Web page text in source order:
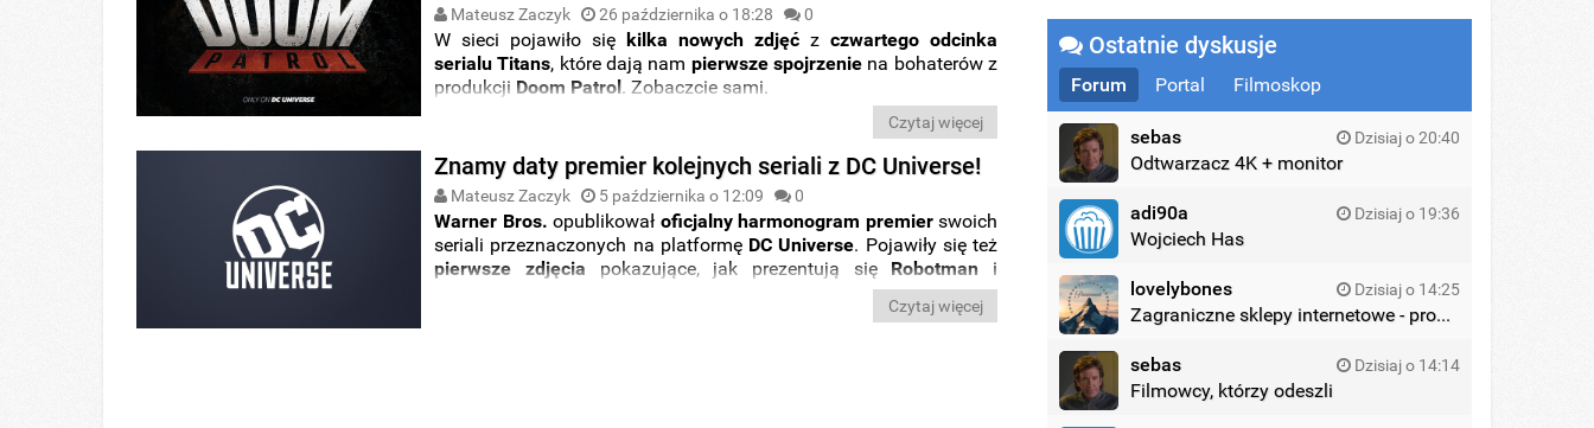
Mateusz Zaczyk 26 października o 18:28 0
W sieci pojawiło siękilka nowych zdjęć zczwartego odcinka
serialu Titans, które dają nam pierwsze spojrzenie na bohaterów z
produkcji Doom Patrol. Zobaczcie sami.
Czytaj więcej
Znamy daty premier kolejnych seriali z DC Universe!
Mateusz Zaczyk 5 października o 12:09 0
Warner Bros. opublikował oficjalny harmonogram premierswoich
seriali przeznaczonych na platformę DC Universe. Pojawiły się też
pierwsze zdjęcia pokazujące, jak prezentują się Robotman i
. Sprawdźcie sami.
Czytaj więcej
Ostatnie dyskusje
Forum Portal Filmoskop
sebas Dzisiaj o 20:40
Odtwarzacz 4K + monitor
adi90a Dzisiaj o 19:36
Wojciech Has
lovelybones Dzisiaj o 14:25
Zagraniczne sklepy internetowe - promocje
sebas Dzisiaj o 14:14
Filmowcy, którzy odeszli